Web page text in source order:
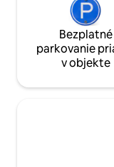
Bezplatné
parkovanie
v objekte